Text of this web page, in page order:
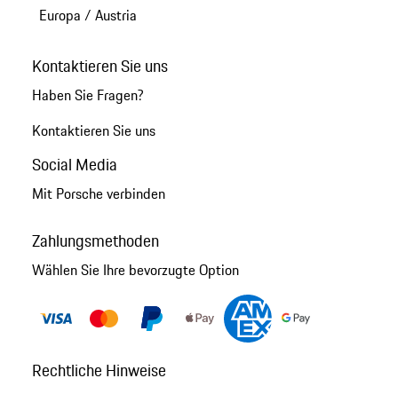
Europa / Austria
Kontaktieren Sie uns
Haben Sie Fragen?
Kontaktieren Sie uns
Social Media
Mit Porsche verbinden
Zahlungsmethoden
Wählen Sie Ihre bevorzugte Option
Rechtliche Hinweise